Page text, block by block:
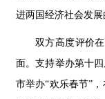
进两国经济社会发展
双方高度评价
面。支持举办第十
市举办“欢乐春节”